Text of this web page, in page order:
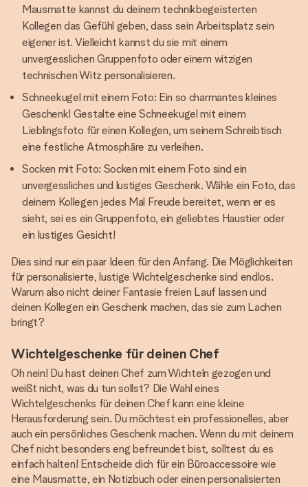
Mausmatte kannst du deinem technikbegeisterten
Kollegen das Gefühl geben, dass sein Arbeitsplatz sein
eigener ist. Vielleicht kannst du sie mit einem
unvergesslichen Gruppenfoto oder einem witzigen
technischen Witz personalisieren.
Schneekugel mit einem Foto: Ein so charmantes kleines
Geschenk! Gestalte eine Schneekugel mit einem
Lieblingsfoto für einen Kollegen, um seinem Schreibtisch
eine festliche Atmosphäre zu verleihen.
Socken mit Foto: Socken mit einem Foto sind ein
unvergessliches und lustiges Geschenk. Wähle ein Foto, das
deinem Kollegen jedes Mal Freude bereitet, wenn er es
sieht, sei es ein Gruppenfoto, ein geliebtes Haustier oder
ein lustiges Gesicht!
Dies sind nur ein paar Ideen für den Anfang. Die Möglichkeiten
für personalisierte, lustige Wichtelgeschenke sind endlos.
Warum also nicht deiner Fantasie freien Lauf lassen und
deinen Kollegen ein Geschenk machen, das sie zum Lachen
bringt?
Wichtelgeschenke für deinen Chef
Oh nein! Du hast deinen Chef zum Wichteln gezogen und
weißt nicht, was du tun sollst? Die Wahl eines
Wichtelgeschenks für deinen Chef kann eine kleine
Herausforderung sein. Du möchtest ein professionelles, aber
auch ein persönliches Geschenk machen. Wenn du mit deinem
Chef nicht besonders eng befreundet bist, solltest du es
einfach halten! Entscheide dich für ein Büroaccessoire wie
eine Mausmatte, ein Notizbuch oder einen personalisierten